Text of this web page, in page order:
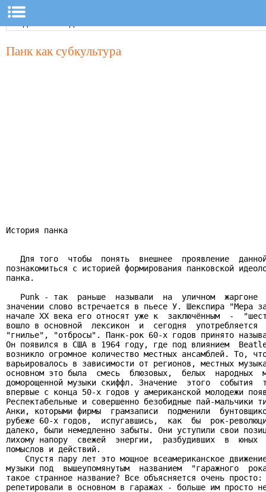
Панк как субкультура
История панка
Для того  чтобы  понять  внешнее  проявление
познакомиться с историей формирования панковской
панка.
Punk - так  раньше  называли  на  уличном  жаргоне
значении слово встречается в пьесе У. Шекспира "Мера
начале XX века его относят уже к  заключённым  -
вошло в основной  лексикон  и  сегодня
"гнилье", "отбросы". Панк-рок 60-х годов принято
Он появился в США в 1964 году, где под влиянием
возникло огромное количество местных ансамблей. То,
варьировалось в зависимости от регионов, местных
основном это была  смесь  блюзовых,  белых  народных
доморощенной музыки скиффл. Значение  этого  события
впервые с конца 50-х годов у американской молодежи
Респектабельные и совершенно безобидные пай-мальчики
Анки, которыми фирмы  грамзаписи  подменили
рубеже 60-х годов,  испугавшись,  как  бы  рок-
далеко, были немедленно забыты. Они уступили свои
лихому напору  свежей  энергии,  разбудивших  в  юных
помыслов и действий.
Спустя пару лет это мощное всеамериканское
музыки под  вышеупомянутым  названием  "гаражного
такое странное название? Все объясняется очень
репетировали в основном в гаражах - больше им просто